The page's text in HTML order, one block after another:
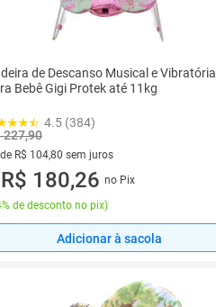
de Descanso Musical e Vibratória
Bebê Gigi Protek até 11kg
4.5 (384)
227,90
R$ 104,80 sem juros
de R$ 104,80 sem juros
R$ 180,26 no Pix
de desconto no pix)
Adicionar à sacola